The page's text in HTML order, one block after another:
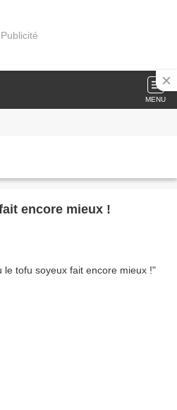
Publicité
MENU
encore mieux !